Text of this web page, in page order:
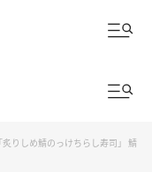
りしめ鯖のっけちらし寿司」 鯖